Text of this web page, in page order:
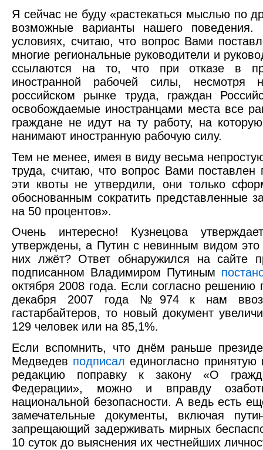
Я сейчас не буду «растекаться мыслью по
возможные варианты нашего
условиях, считаю, что вопрос Вами
многие региональные руководители и
ссылаются на то, что при отказе в
иностранной рабочей силы, несмотря
российском рынке труда, граждан
освобождаемые иностранцами места все
граждане не идут на ту работу, на
нанимают иностранную рабочую силу.
Тем не менее, имея в виду весьма
труда, считаю, что вопрос Вами
эти квоты не утвердили, они только
обоснованным сократить представленные
на 50 процентов».
Очень интересно! Кузнецова
утверждены, а Путин с невинным видом это
них лжёт? Ответ обнаружился на сайте
подписанном Владимиром Путиным
октября 2008 года. Если согласно решению
декабря 2007 года №974 к нам
гастарбайтеров, то новый документ
129 человек или на 85,1%.
Если вспомнить, что днём раньше
Медведев подписал единогласно
редакцию поправку к закону «О
Федерации», можно и вправду
национальной безопасности. А ведь есть
замечательные документы, включая
запрещающий задерживать мирных
10 суток до выяснения их честнейших